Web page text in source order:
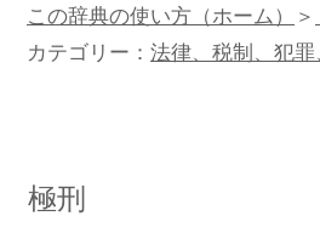
この辞典の使い方（ホーム）＞
カテゴリー： 法律、税制、犯
極刑